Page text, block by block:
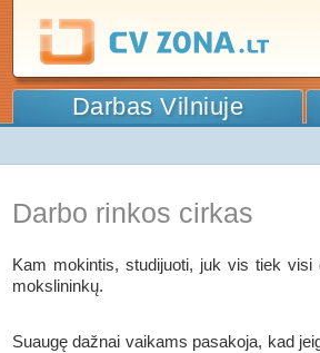
Darbas Vilniuje
Darbo rinkos cirkas
Kam mokintis, studijuoti, juk vis tiek
mokslininkų.
Suaugę dažnai vaikams pasakoja, kad